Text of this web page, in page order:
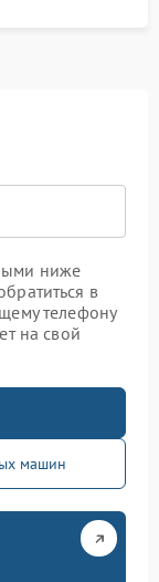
ниже
в
телефону
на свой
машин